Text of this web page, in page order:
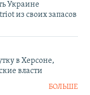
Украине
из своих запасов
в Херсоне,
власти
БОЛЬШЕ